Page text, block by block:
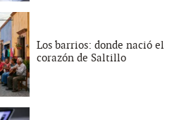
Los barrios: donde nació el
corazón de Saltillo